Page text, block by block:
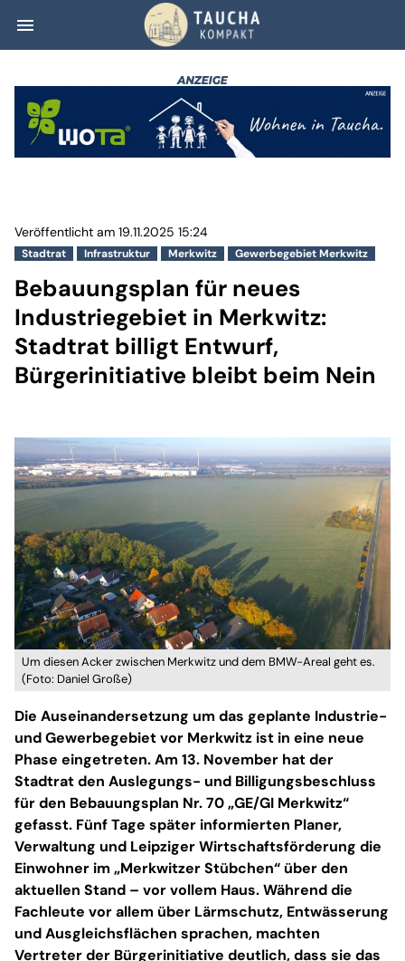
menu Bebauungsplan
Stadtrat Infrastruktur Merkwitz Gewerbegebiet Merkwitz
Veröffentlicht am 19.11.2025 15:24
Bebauungsplan für neues
Industriegebiet in Merkwitz:
Stadtrat billigt Entwurf,
Bürgerinitiative bleibt beim Nein
Um diesen Acker zwischen Merkwitz und dem BMW-Areal geht es.
(Foto: Daniel Große)
Die Auseinandersetzung um das geplante Industrie-
und Gewerbegebiet vor Merkwitz ist in eine neue
Phase eingetreten. Am 13. November hat der
Stadtrat den Auslegungs- und Billigungsbeschluss
für den Bebauungsplan Nr. 70 „GE/GI Merkwitz“
gefasst. Fünf Tage später informierten Planer,
Verwaltung und Leipziger Wirtschaftsförderung die
Einwohner im „Merkwitzer Stübchen“ über den
aktuellen Stand – vor vollem Haus. Während die
Fachleute vor allem über Lärmschutz, Entwässerung
und Ausgleichsflächen sprachen, machten
Vertreter der Bürgerinitiative deutlich, dass sie das